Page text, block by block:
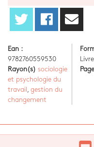
Ean :
9782760559530
Rayon(s) sociologie
et psychologie du
travail
gestion du
changement
Livre